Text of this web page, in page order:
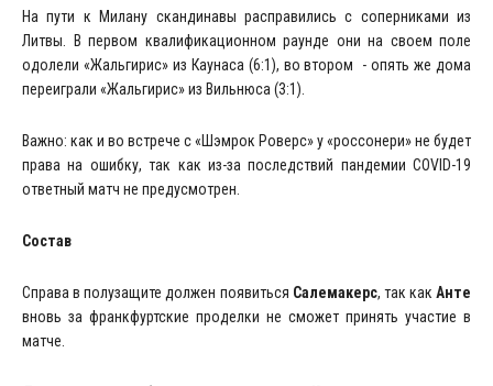
На пути к Милану скандинавы расправились с соперниками из
Литвы. В первом квалификационном раунде они на своем поле
одолели «Жальгирис» из Каунаса (6:1), во втором - опять же дома
переиграли «Жальгирис» из Вильнюса (3:1).
Важно: как и во встрече с «Шэмрок Роверс» у «россонери» не будет
права на ошибку, так как из-за последствий пандемии COVID-19
ответный матч не предусмотрен.
Состав
Справа в полузащите должен появиться Салемакерс, так как Анте
вновь за франкфуртские проделки не сможет принять участие в
матче.